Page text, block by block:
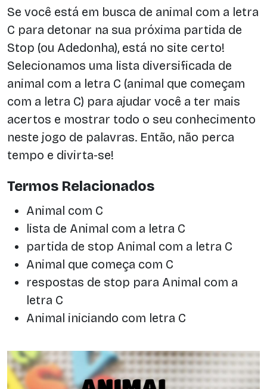
Se você está em busca de animal com a letra
C para detonar na sua próxima partida de
Stop (ou Adedonha), está no site certo!
Selecionamos uma lista diversificada de
animal com a letra C (animal que começam
com a letra C) para ajudar você a ter mais
acertos e mostrar todo o seu conhecimento
neste jogo de palavras. Então, não perca
tempo e divirta-se!
Termos Relacionados
Animal com C
lista de Animal com a letra C
partida de stop Animal com a letra C
Animal que começa com C
respostas de stop para Animal com a
letra C
Animal iniciando com letra C